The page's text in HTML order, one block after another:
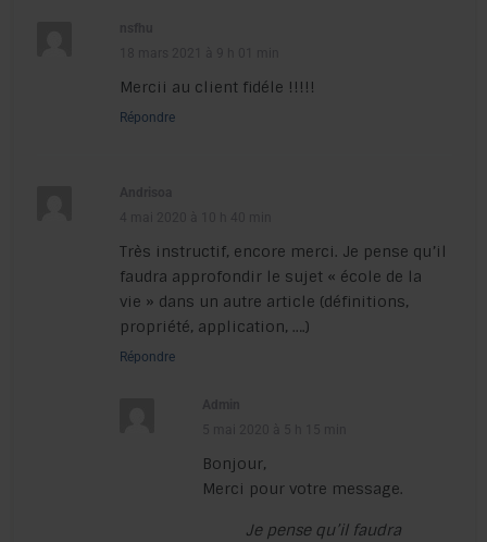
Mercii au client fidéle !!!!!
Répondre
Très instructif, encore merci. Je pense qu’il
faudra approfondir le sujet « école de la
vie » dans un autre article (définitions,
propriété, application, ….)
Répondre
Bonjour,
Merci pour votre message.
Je pense qu’il faudra